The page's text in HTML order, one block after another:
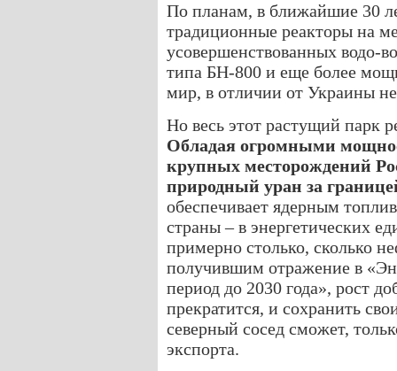
По планам, в ближайшие 30
традиционные реакторы на
усовершенствованных водо-
типа БН-800 и еще более
мир, в отличии от Украины
Но весь этот растущий парк
Обладая огромными
крупных месторождений
природный уран за
обеспечивает ядерным
страны – в энергетических
примерно столько, сколько
получившим отражение в
период до 2030 года», рост
прекратится, и сохранить
северный сосед сможет,
экспорта.